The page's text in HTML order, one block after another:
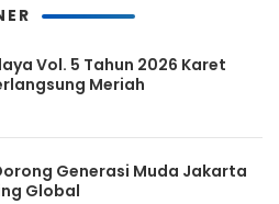
Vol. 5 Tahun 2026 Karet
Meriah
Generasi Muda Jakarta
Global